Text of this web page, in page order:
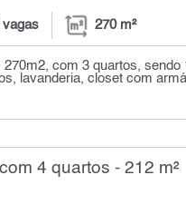
vagas 270 m²
com 3 quartos, sendo
lavanderia, closet com
4 quartos - 212 m²